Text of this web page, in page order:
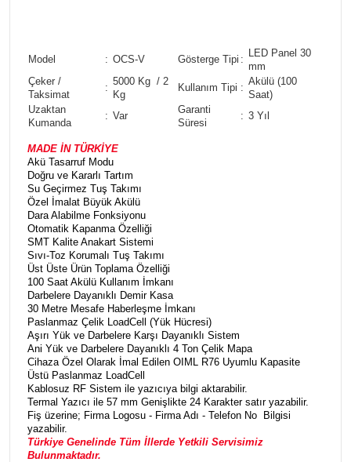
Model : OCS-V Gösterge Tipi :
LED Panel 30
mm
Çeker /
Taksimat
:
5000 Kg / 2
Kg
Kullanım Tipi :
Akülü (100
Saat)
Uzaktan
Kumanda
: Var
Garanti
Süresi
: 3 Yıl
MADE İN TÜRKİYE
Akü Tasarruf Modu
Doğru ve Kararlı Tartım
Su Geçirmez Tuş Takımı
Özel İmalat Büyük Akülü
Dara Alabilme Fonksiyonu
Otomatik Kapanma Özelliği
SMT Kalite Anakart Sistemi
Sıvı-Toz Korumalı Tuş Takımı
Üst Üste Ürün Toplama Özelliği
100 Saat Akülü Kullanım İmkanı
Darbelere Dayanıklı Demir Kasa
30 Metre Mesafe Haberleşme İmkanı
Paslanmaz Çelik LoadCell (Yük Hücresi)
Aşırı Yük ve Darbelere Karşı Dayanıklı Sistem
Ani Yük ve Darbelere Dayanıklı 4 Ton Çelik Mapa
Cihaza Özel Olarak İmal Edilen OIML R76 Uyumlu Kapasite
Üstü Paslanmaz LoadCell
Kablosuz RF Sistem ile yazıcıya bilgi aktarabilir.
Termal Yazıcı ile 57 mm Genişlikte 24 Karakter satır yazabilir.
Fiş üzerine; Firma Logosu - Firma Adı - Telefon No Bilgisi
yazabilir.
Türkiye Genelinde Tüm İllerde Yetkili Servisimiz
Bulunmaktadır.